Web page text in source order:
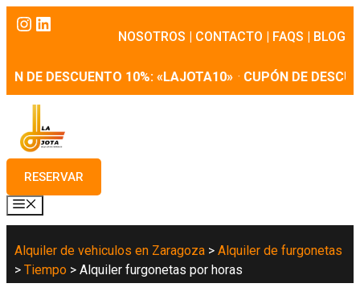
Saltar
Instagram LinkedIn
DE DESCUENTO 10%: «LAJOTA10» · CUPÓN DE
NOSOTROS | CONTACTO | FAQS | BLOG
RESERVAR
Alquiler de vehiculos en Zaragoza > Alquiler de furgonetas
> Tiempo > Alquiler furgonetas por horas